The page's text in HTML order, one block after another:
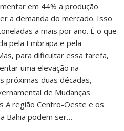
em 44% a produção
a demanda do mercado. Isso
a mais por ano. É o que
pela Embrapa e pela
para dificultar essa tarefa,
uma elevação na
próximas duas décadas,
de Mudanças
A região Centro-Oeste e os
Bahia podem ser…